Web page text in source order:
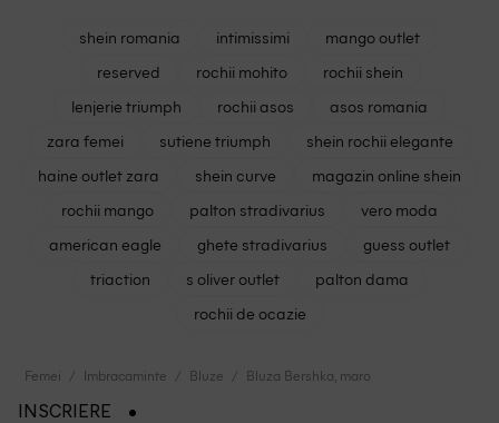
shein romania intimissimi
mango outlet
reserved
rochii mohito
rochii shein
lenjerie triumph
rochii asos
asos romania
zara femei
sutiene triumph
shein rochii elegante
haine outlet zara
shein curve
magazin online shein
rochii mango
palton stradivarius
vero moda
american eagle
ghete stradivarius
guess outlet
triaction
s oliver outlet
palton dama
rochii de ocazie
Femei Imbracaminte Bluze Bluza Bershka, maro
INSCRIERE